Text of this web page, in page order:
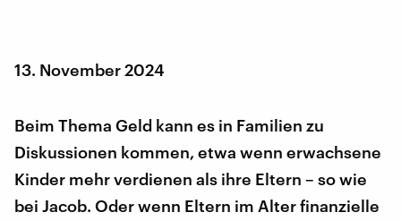
13. November 2024
Beim Thema Geld kann es in Familien zu
Diskussionen kommen, etwa wenn erwachsene
Kinder mehr verdienen als ihre Eltern – so wie
bei Jacob. Oder wenn Eltern im Alter finanzielle